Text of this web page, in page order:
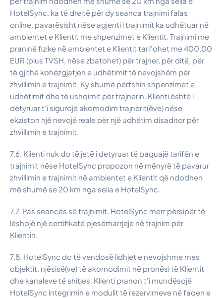
HotelSync, ka të drejtë për dy seanca trajnimi falas
online, pavarësisht nëse agjenti i trajnimit ka udhëtuar në
ambientet e Klientit me shpenzimet e Klientit. Trajnimi me
praninë fizike në ambientet e Klientit tarifohet me 400,00
EUR (plus TVSH, nëse zbatohet) për trajner, për ditë, për
të gjithë kohëzgjatjen e udhëtimit të nevojshëm për
zhvillimin e trajnimit. Ky shumë përfshin shpenzimet e
udhëtimit dhe të ushqimit për trajnerin. Klienti është i
detyruar t'i sigurojë akomodim trajnerit(ëve) nëse
ekziston një nevojë reale për një udhëtim disaditor për
zhvillimin e trajnimit.
7.6. Klienti nuk do të jetë i detyruar të paguajë tarifën e
trajnimit nëse HotelSync propozon në mënyrë të pavarur
zhvillimin e trajnimit në ambientet e Klientit që ndodhen
më shumë se 20 km nga selia e HotelSync.
7.7. Pas seancës së trajnimit, HotelSync merr përsipër të
lëshojë një certifikatë pjesëmarrjeje në trajnim për
Klientin.
7.8. HotelSync do të vendosë lidhjet e nevojshme mes
objektit, njësisë(ve) të akomodimit në pronësi të Klientit
dhe kanaleve të shitjes. Klienti pranon t'i mundësojë
HotelSync integrimin e modulit të rezervimeve në faqen e